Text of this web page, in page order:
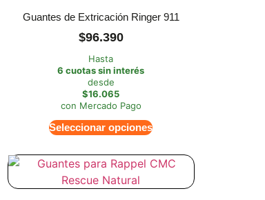
Guantes de Extricación Ringer 911
$96.390
Hasta
6 cuotas sin interés
desde
$16.065
con Mercado Pago
Seleccionar opciones